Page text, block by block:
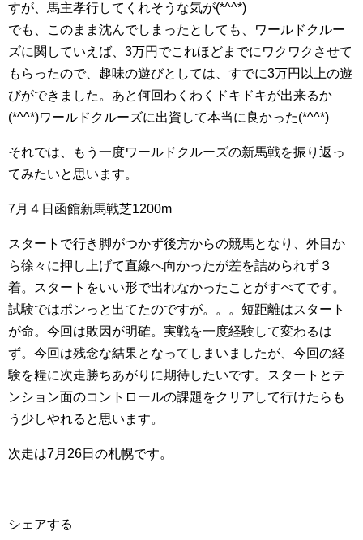
すが、馬主孝行してくれそうな気が(*^^*)
でも、このまま沈んでしまったとしても、ワールドクルー
ズに関していえば、3万円でこれほどまでにワクワクさせて
もらったので、趣味の遊びとしては、すでに3万円以上の遊
びができました。あと何回わくわくドキドキが出来るか
(*^^*)ワールドクルーズに出資して本当に良かった(*^^*)
それでは、もう一度ワールドクルーズの新馬戦を振り返っ
てみたいと思います。
7月４日函館新馬戦芝1200m
スタートで行き脚がつかず後方からの競馬となり、外目か
ら徐々に押し上げて直線へ向かったが差を詰められず３
着。スタートをいい形で出れなかったことがすべてです。
試験ではポンっと出てたのですが。。。短距離はスタート
が命。今回は敗因が明確。実戦を一度経験して変わるは
ず。今回は残念な結果となってしまいましたが、今回の経
験を糧に次走勝ちあがりに期待したいです。スタートとテ
ンション面のコントロールの課題をクリアして行けたらも
う少しやれると思います。
次走は7月26日の札幌です。
シェアする